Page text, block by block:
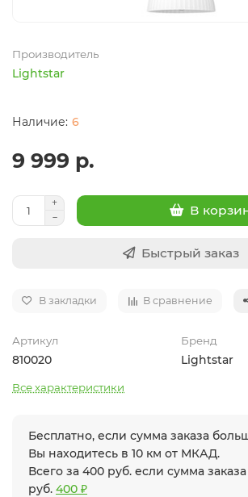
Производитель
Lightstar
6
9 999 р.
В
Быстрый заказ
В закладки В сравнение
Артикул
810020
Бренд
Lightstar
Все характеристики
Бесплатно, если сумма заказа
Вы находитесь в 10 км от МКАД.
Всего за 400 руб. если сумма
руб. 400 ₽